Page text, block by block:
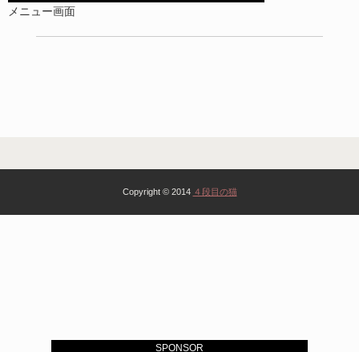
メニュー画面
Copyright © 2014 ４段目の猫
SPONSOR